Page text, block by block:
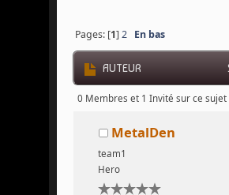
Pages: [1]2 En bas
AUTEUR
0 Membres et 1 Invité sur ce sujet
MetalDen
team1
Hero